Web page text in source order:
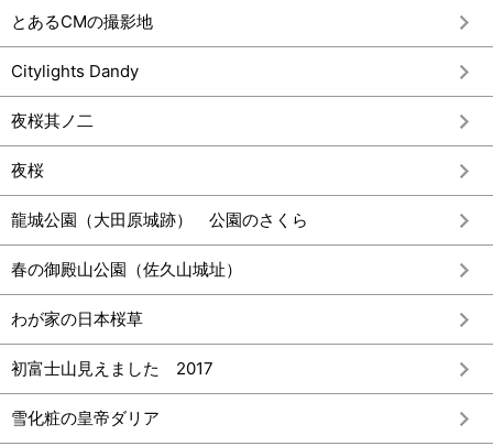
とあるCMの撮影地
Citylights Dandy
夜桜其ノ二
夜桜
龍城公園（大田原城跡） 公園のさくら
春の御殿山公園（佐久山城址）
わが家の日本桜草
初富士山見えました 2017
雪化粧の皇帝ダリア